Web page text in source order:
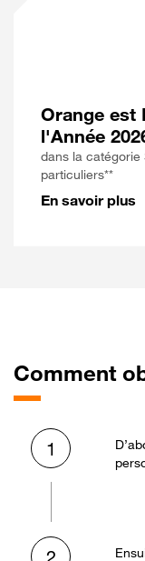
Orange est
l'Année
dans la catégorie
particuliers**
En savoir plus
Comment
1